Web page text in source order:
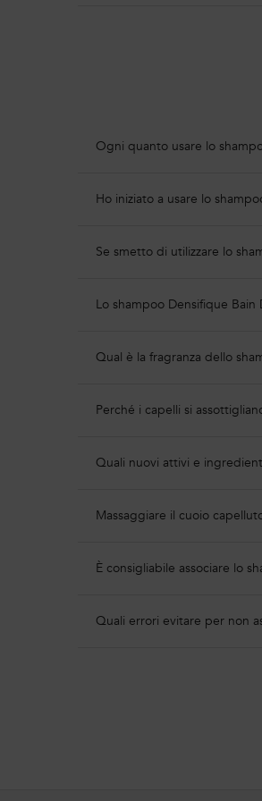
Ogni quanto usare lo
Ho iniziato a usare lo
Se smetto di utilizzare lo
Lo shampoo Densifique
Qual è la fragranza dello
Perché i capelli si
Quali nuovi attivi e
Massaggiare il cuoio
È consigliabile associare lo
Quali errori evitare per non